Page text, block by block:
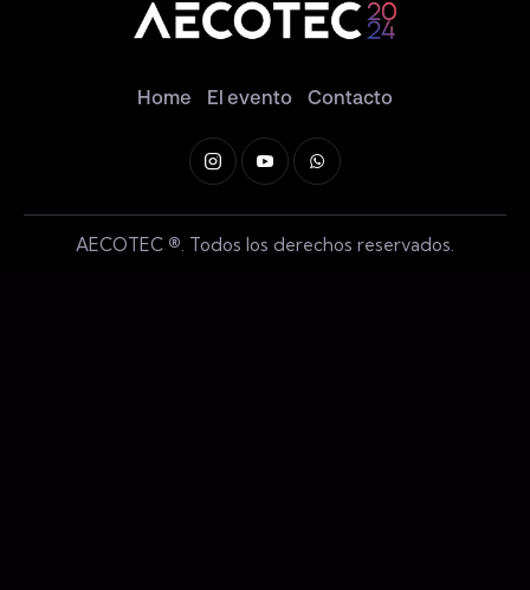
Home El evento Contacto
AECOTEC ®. Todos los derechos reservados.